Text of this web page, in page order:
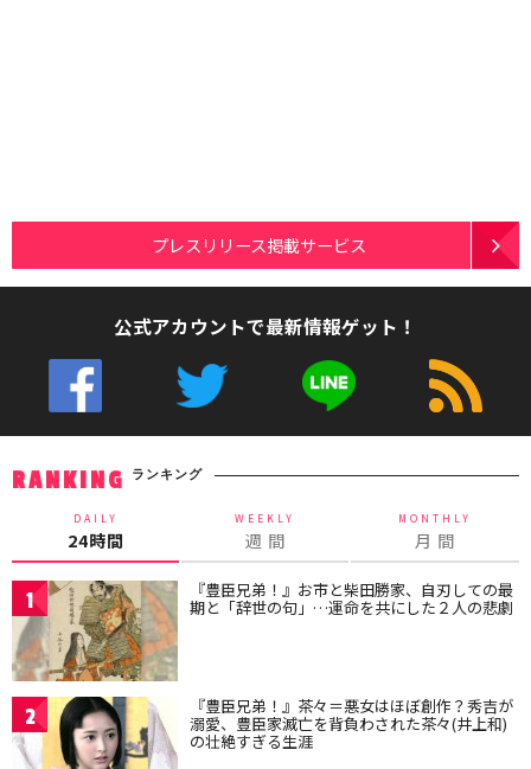
プレスリリース掲載サービス
公式アカウントで最新情報ゲット！
RANKING ランキング
DAILY
24時間
WEEKLY
週 間
MONTHLY
月 間
1 『豊臣兄弟！』お市と柴田勝家、自刃しての最
期と「辞世の句」…運命を共にした２人の悲劇
2 『豊臣兄弟！』茶々＝悪女はほぼ創作？秀吉が
溺愛、豊臣家滅亡を背負わされた茶々(井上和)
の壮絶すぎる生涯